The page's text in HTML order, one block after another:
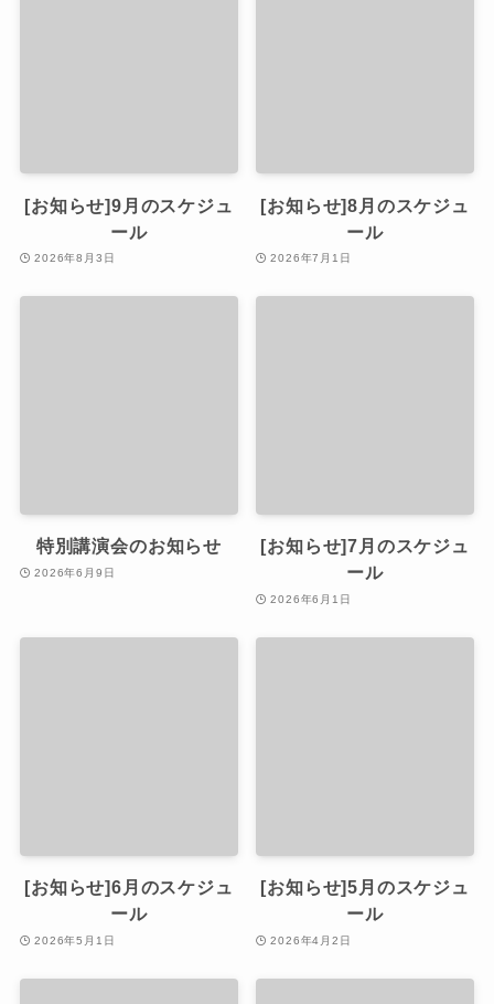
[お知らせ]9月のスケジュ
ール
2026年8月3日
[お知らせ]8月のスケジュ
ール
2026年7月1日
特別講演会のお知らせ
2026年6月9日
[お知らせ]7月のスケジュ
ール
2026年6月1日
[お知らせ]6月のスケジュ
ール
2026年5月1日
[お知らせ]5月のスケジュ
ール
2026年4月2日